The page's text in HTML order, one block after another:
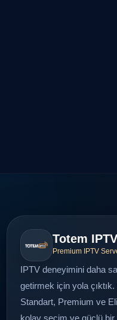
Totem IPTV
Premium IPTV
IPTV deneyimini daha
getirmek için yola
Standart, Premium ve
kolay seçim ve güçlü